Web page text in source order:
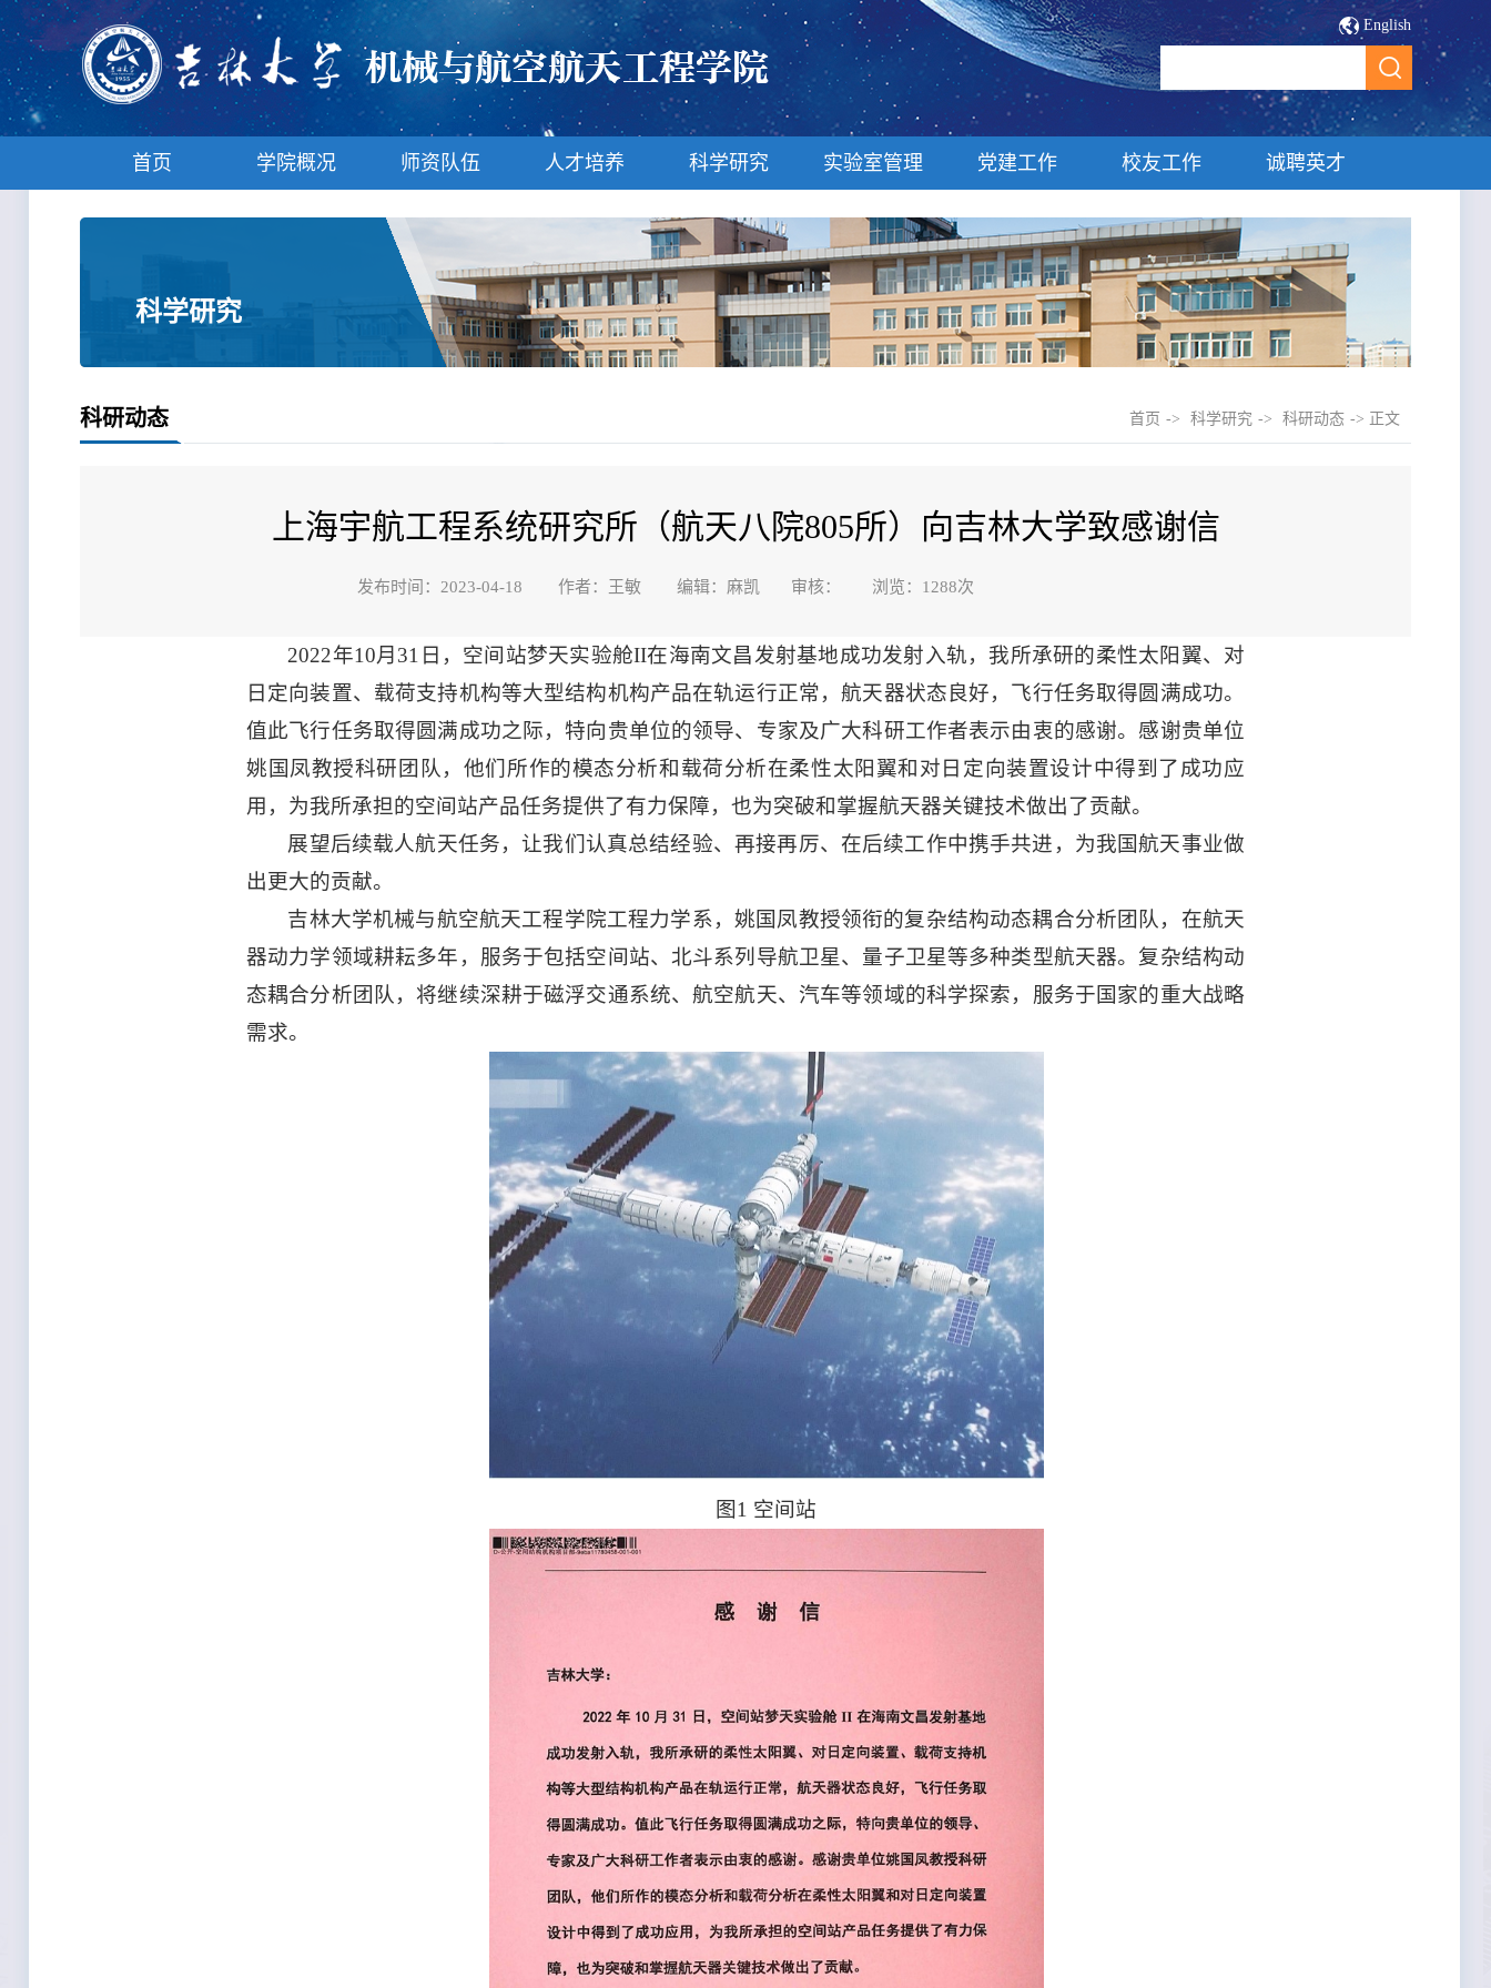
English
首页 学院概况 师资队伍 人才培养 科学研究 实验室管理 党建工作 校友工作 诚聘英才
科学研究
科研动态 首页 -> 科学研究 -> 科研动态 -> 正文
上海宇航工程系统研究所（航天八院805所）向吉林大学致感谢信
发布时间：2023-04-18 作者：王敏 编辑：麻凯 审核： 浏览： 1288次
2022年10月31日，空间站梦天实验舱II在海南文昌发射基地成功发射入轨，我所承研的柔性太阳翼、对
日定向装置、载荷支持机构等大型结构机构产品在轨运行正常，航天器状态良好，飞行任务取得圆满成功。
值此飞行任务取得圆满成功之际，特向贵单位的领导、专家及广大科研工作者表示由衷的感谢。感谢贵单位
姚国凤教授科研团队，他们所作的模态分析和载荷分析在柔性太阳翼和对日定向装置设计中得到了成功应
用，为我所承担的空间站产品任务提供了有力保障，也为突破和掌握航天器关键技术做出了贡献。
展望后续载人航天任务，让我们认真总结经验、再接再厉、在后续工作中携手共进，为我国航天事业做
出更大的贡献。
吉林大学机械与航空航天工程学院工程力学系，姚国凤教授领衔的复杂结构动态耦合分析团队，在航天
器动力学领域耕耘多年，服务于包括空间站、北斗系列导航卫星、量子卫星等多种类型航天器。复杂结构动
态耦合分析团队，将继续深耕于磁浮交通系统、航空航天、汽车等领域的科学探索，服务于国家的重大战略
需求。
图1 空间站